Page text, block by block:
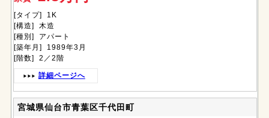
[タイプ] 1K
[構造] 木造
[種別] アパート
[築年月] 1989年3月
[階数] 2／2階
詳細ページへ
宮城県仙台市青葉区千代田町